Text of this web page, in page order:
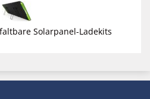
Solarpanel-Ladekits